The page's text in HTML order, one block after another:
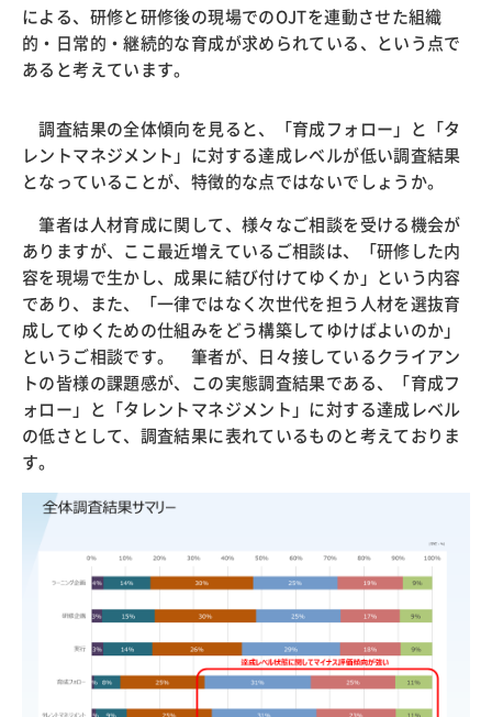
による、研修と研修後の現場でのOJTを連動させた組織
的・日常的・継続的な育成が求められている、という点で
あると考えています。
調査結果の全体傾向を見ると、「育成フォロー」と「タ
レントマネジメント」に対する達成レベルが低い調査結果
となっていることが、特徴的な点ではないでしょうか。
筆者は人材育成に関して、様々なご相談を受ける機会が
ありますが、ここ最近増えているご相談は、「研修した内
容を現場で生かし、成果に結び付けてゆくか」という内容
であり、また、「一律ではなく次世代を担う人材を選抜育
成してゆくための仕組みをどう構築してゆけばよいのか」
というご相談です。 筆者が、日々接しているクライアン
トの皆様の課題感が、この実態調査結果である、「育成フ
ォロー」と「タレントマネジメント」に対する達成レベル
の低さとして、調査結果に表れているものと考えておりま
す。